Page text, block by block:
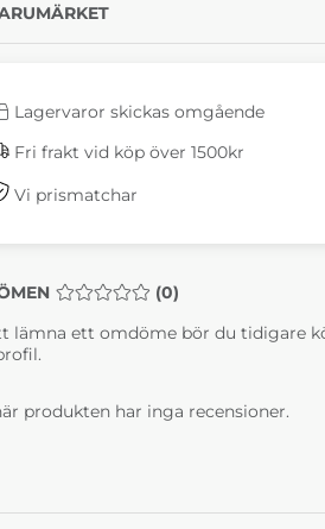
Lagervaror skickas omgående
Fri frakt vid köp över 1500kr
Vi prismatchar
MEDELBETYG 0 AV 5 ANTAL
(0)
lämna ett omdöme bör du tidigare
produkten har inga recensioner.